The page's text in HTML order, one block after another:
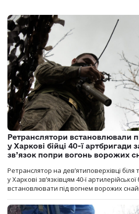
Ретранслятори встановлювали
у Харкові бійці 40-ї артбригади
зв’язок попри вогонь ворожих
Ретранслятор на дев’ятиповерхівці
у Харкові зв’язківцям 40-ї
встановлювати під вогнем ворожих